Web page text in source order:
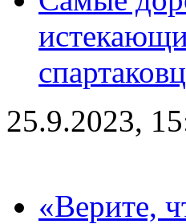
25.9.2023,
«Верите,